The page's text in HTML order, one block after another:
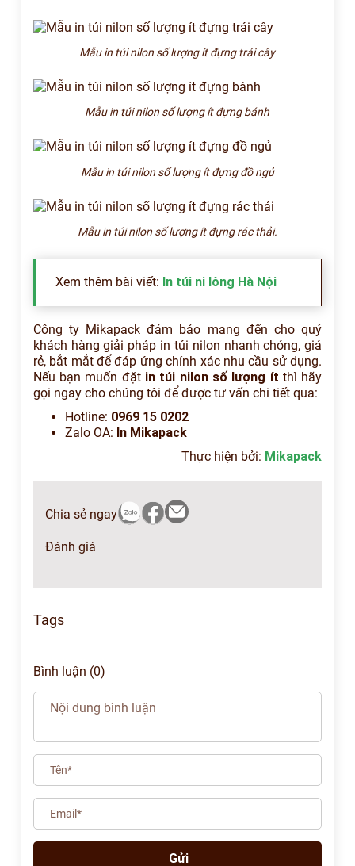
Mẫu in túi nilon số lượng ít đựng trái cây
Mẫu in túi nilon số lượng ít đựng bánh
Mẫu in túi nilon số lượng ít đựng đồ ngủ
Mẫu in túi nilon số lượng ít đựng rác thải.
Xem thêm bài viết: In túi ni lông Hà Nội
Công ty Mikapack đảm bảo mang đến cho quý
khách hàng giải pháp in túi nilon nhanh chóng, giá
rẻ, bắt mắt để đáp ứng chính xác nhu cầu sử dụng.
Nếu bạn muốn đặt in túi nilon số lượng ít thì hãy
gọi ngay cho chúng tôi để được tư vấn chi tiết qua:
Hotline: 0969 15 0202
Zalo OA: In Mikapack
Thực hiện bởi: Mikapack
Chia sẻ ngay
Đánh giá
Tags
Bình luận (0)